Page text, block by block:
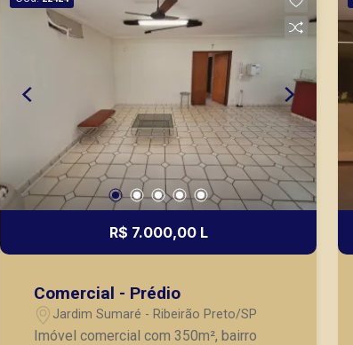
R$ 7.000,00 L
Comercial - Prédio
Jardim Sumaré - Ribeirão Preto/SP
Imóvel comercial com 350m², bairro